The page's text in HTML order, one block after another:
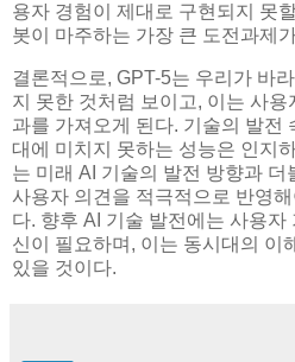
용자 경험이 제대로 구현되지 못
봇이 마주하는 가장 큰 도전과제
결론적으로, GPT-5는 우리가 바
지 못한 것처럼 보이고, 이는 사
과를 가져오게 된다. 기술의 발전
대에 미치지 못하는 성능은 인지
는 미래 AI 기술의 발전 방향과 더
사용자 의견을 적극적으로 반영
다. 향후 AI 기술 발전에는 사용자
신이 필요하며, 이는 동시대의 이
있을 것이다.